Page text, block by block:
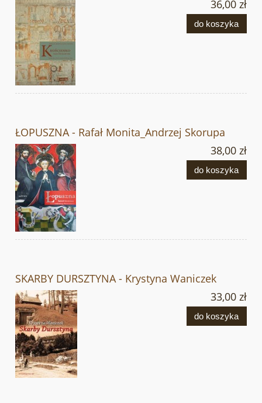
36,00 zł
do koszyka
ŁOPUSZNA - Rafał Monita_Andrzej Skorupa
38,00 zł
do koszyka
SKARBY DURSZTYNA - Krystyna Waniczek
33,00 zł
do koszyka